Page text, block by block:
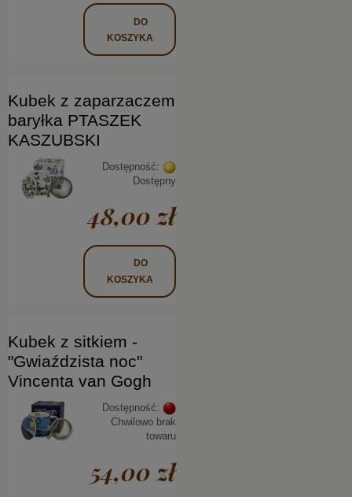
DO
KOSZYKA
Kubek z zaparzaczem
baryłka PTASZEK
KASZUBSKI
Dostępność:
Dostępny
48,00 zł
DO
KOSZYKA
Kubek z sitkiem -
"Gwiaździsta noc"
Vincenta van Gogh
Dostępność:
Chwilowo brak
towaru
54,00 zł